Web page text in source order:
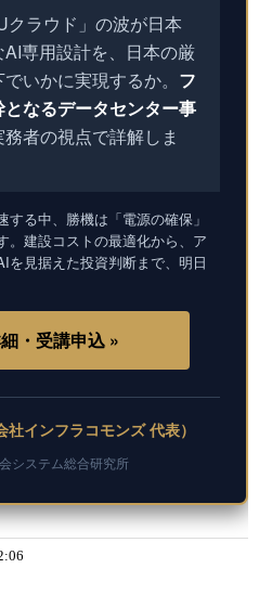
ラウド」の波が日本
専用設計を、日本の厳
いかに実現するか。 フ
なるデータセンター事
務者の視点で詳解しま
る中、勝機は「電源の確保」
。建設コストの最適化から、ア
を見据えた投資判断まで、明日
・受講申込 »
インフラコモンズ 代表）
システム総合研究所